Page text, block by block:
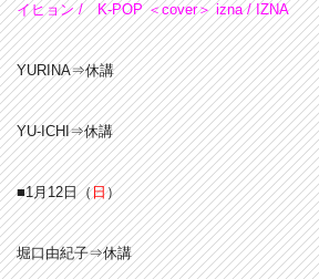
イヒョン / K-POP ＜cover＞ izna / IZNA
YURINA⇒休講
YU-ICHI⇒休講
■1月12日（日）
堀口由紀子⇒休講